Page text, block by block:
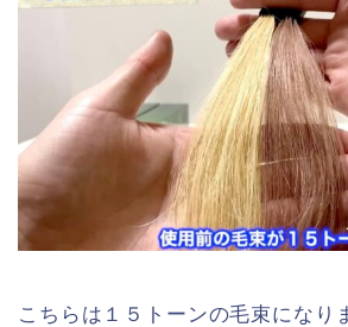
こちらは１５トーンの毛束になり